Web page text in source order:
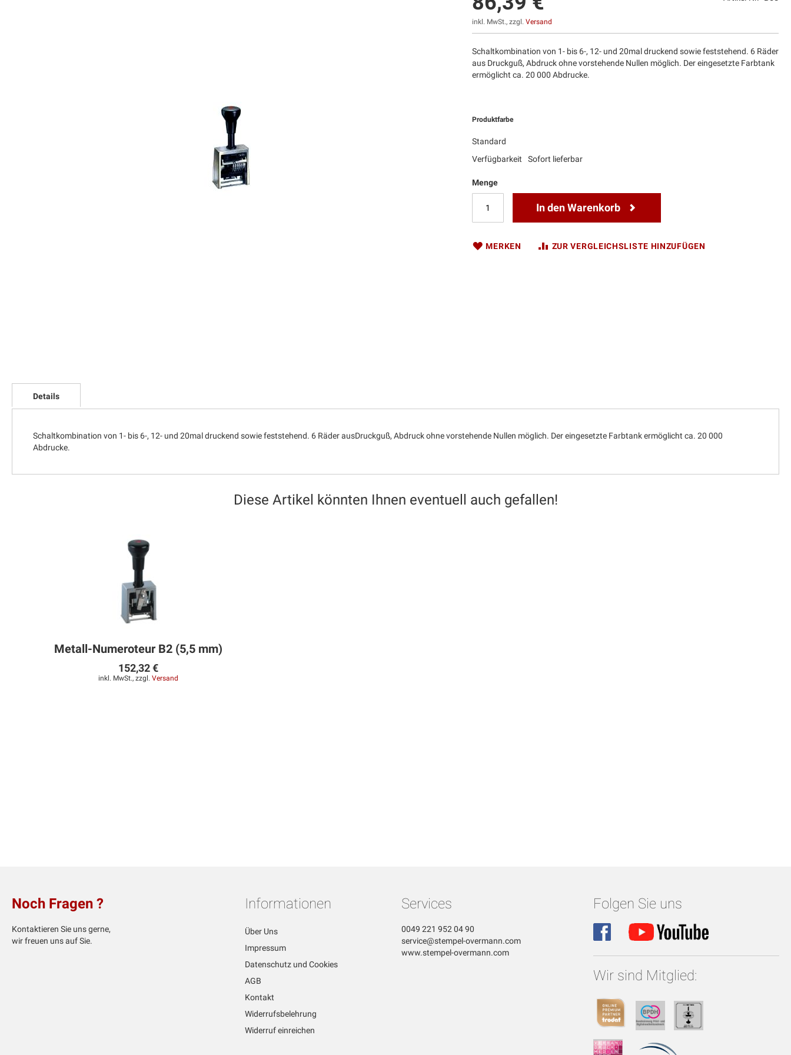
Anfang
Bildgalerie
inkl. MwSt., zzgl.Versand
Schaltkombination von 1- bis 6-, 12- und 20mal druckend sowie feststehend. 6 Räder
aus Druckguß, Abdruck ohne vorstehende Nullen möglich. Der eingesetzte Farbtank
ermöglicht ca. 20 000 Abdrucke.
Produktfarbe
Standard
Verfügbarkeit
Sofort lieferbar
Menge
In den Warenkorb
MERKEN ZUR VERGLEICHSLISTE HINZUFÜGEN
Details
Schaltkombination von 1- bis 6-, 12- und 20mal druckend sowie feststehend. 6 Räder ausDruckguß, Abdruck ohne vorstehende Nullen möglich. Der eingesetzte Farbtank ermöglicht ca. 20 000
Abdrucke.
Diese Artikel könnten Ihnen eventuell auch gefallen!
Metall-Numeroteur B2 (5,5 mm)
152,32 €
inkl. MwSt., zzgl.Versand
Noch Fragen ?
Kontaktieren Sie uns gerne,
wir freuen uns auf Sie.
Informationen
Über Uns
Impressum
Datenschutz und Cookies
AGB
Kontakt
Widerrufsbelehrung
Widerruf einreichen
Services
0049 221 952 04 90
service@stempel-overmann.com
www.stempel-overmann.com
Folgen Sie uns
Wir sind Mitglied: